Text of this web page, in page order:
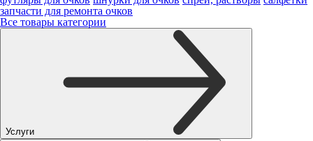
запчасти для ремонта очков
Все товары категории
Услуги